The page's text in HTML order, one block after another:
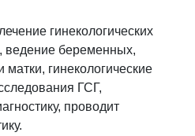
гинекологических
ведение беременных,
гинекологические
ГСГ,
проводит